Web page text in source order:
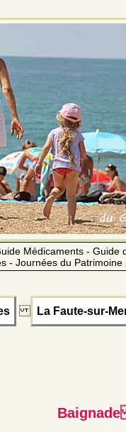
Médicaments - Guide
- Journées du Patrimoine
La Faute-sur-